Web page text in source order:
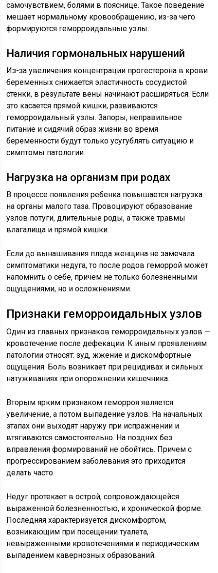
самочувствием, болями в пояснице. Такое поведение
мешает нормальному кровообращению, из-за чего
формируются геморроидальные узлы.
Наличия гормональных нарушений
Из-за увеличения концентрации прогестерона в крови
беременных снижается эластичность сосудистой
стенки, в результате вены начинают расширяться. Если
это касается прямой кишки, развиваются
геморроидальный узлы. Запоры, неправильное
питание и сидячий образ жизни во время
беременности будут только усугублять ситуацию и
симптомы патологии.
Hагрузка на организм при родах
В процессе появления ребенка повышается нагрузка
на органы малого таза. Провоцируют образование
узлов потуги, длительные роды, а также травмы
влагалища и прямой кишки.
Если до вынашивания плода женщина не замечала
симптоматики недуга, то после родов геморрой может
напомнить о себе, причем не только болезненными
ощущениями, но и осложнениями.
Признаки геморроидальных узлов
Один из главных признаков геморроидальных узлов —
кровотечение после дефекации. К иным проявлениям
патологии относят: зуд, жжение и дискомфортные
ощущения. Боль возникает при рецидивах и сильных
натуживаниях при опорожнении кишечника.
Вторым ярким признаком геморроя является
увеличение, а потом выпадениеузлов. На начальных
этапах они выходят наружу при испражнении и
втягиваются самостоятельно. На поздних без
вправления формирований не обойтись. Причем с
прогрессированием заболевания это приходится
делать часто.
Недуг протекает в острой, сопровождающейся
выраженной болезненностью, и хронической форме.
Последняя характеризуется дискомфортом,
возникающим при посещении туалета,
невыраженными кровотечениями и периодическим
выпадением кавернозных образований.